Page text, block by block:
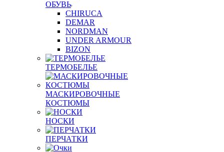
ОБУВЬ
CHIRUCA
DEMAR
NORDMAN
UNDER ARMOUR
BIZON
ТЕРМОБЕЛЬЕ
МАСКИРОВОЧНЫЕ
КОСТЮМЫ
НОСКИ
ПЕРЧАТКИ